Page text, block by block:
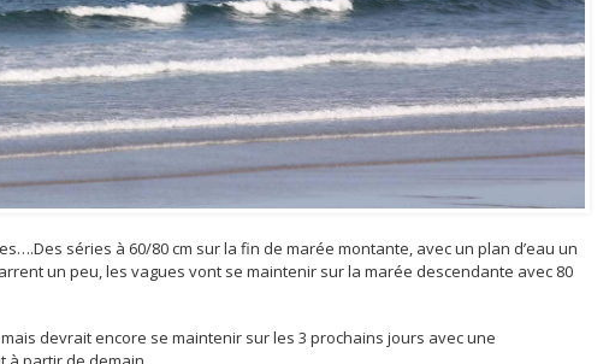
séries à 60/80 cm sur la fin de marée montante, avec un plan d’eau un
un peu, les vagues vont se maintenir sur la marée descendante avec 80
devrait encore se maintenir sur les 3 prochains jours avec une